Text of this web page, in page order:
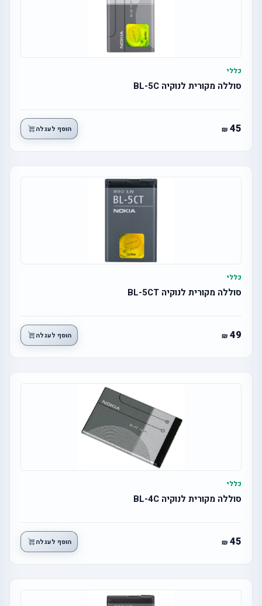
כללי
סוללה מקורית לנוקיה BL-5C
45 הוסף לעגלה
כללי
סוללה מקורית לנוקיה BL-5CT
49 הוסף לעגלה
כללי
סוללה מקורית לנוקיה BL-4C
45 הוסף לעגלה